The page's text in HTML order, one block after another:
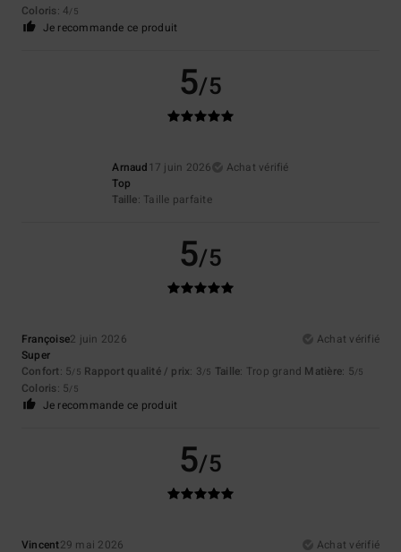
Coloris: 4/5
Je recommande ce produit
5/5
Arnaud 17 juin 2026
Achat vérifié
Top
Taille: Taille parfaite
5/5
Françoise2 juin 2026
Achat vérifié
Super
Confort: 5/5 Rapport qualité / prix: 3/5 Taille: Trop grand Matière: 5/5
Coloris: 5/5
Je recommande ce produit
5/5
Vincent29 mai 2026
Achat vérifié